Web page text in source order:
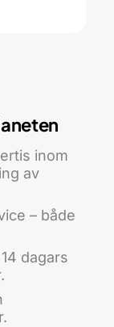
inom
av
– både
dagars